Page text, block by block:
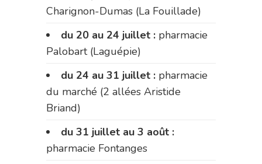
Charignon-Dumas (La Fouillade)
du 20 au 24 juillet : pharmacie
Palobart (Laguépie)
du 24 au 31 juillet : pharmacie
du marché (2 allées Aristide
Briand)
du 31 juillet au 3 août :
pharmacie Fontanges